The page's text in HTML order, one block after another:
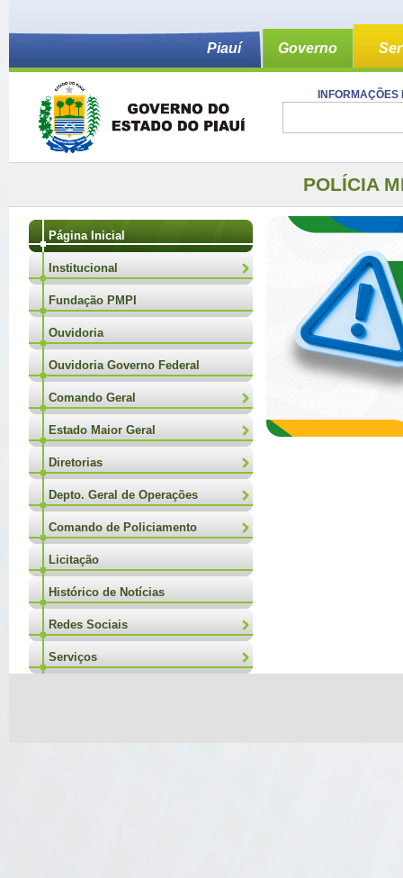
Piauí Governo
POLÍCIA
Página Inicial
Institucional
Fundação PMPI
Ouvidoria
Ouvidoria Governo Federal
Comando Geral
Estado Maior Geral
Diretorias
Depto. Geral de Operações
Comando de Policiamento
Licitação
Histórico de Notícias
Redes Sociais
Serviços